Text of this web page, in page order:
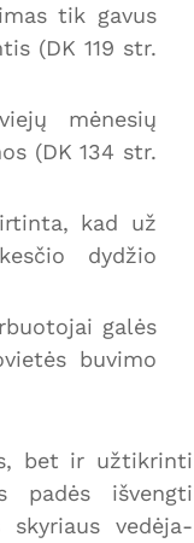
tik gavus
(DK 119 str.
mėnesių
(DK 134 str.
kad už
dydžio
galės
buvimo
bet ir užtikrinti
padės išvengti
vedėja-